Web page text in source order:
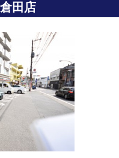
田店